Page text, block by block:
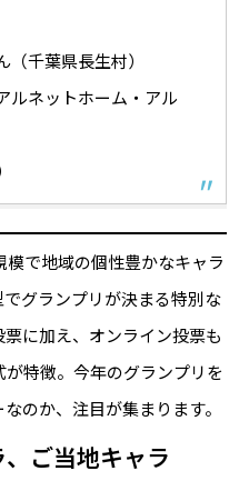
千葉県長生村）
ネットホーム・アル
模で地域の個性豊かなキャラ
グランプリが決まる特別な
に加え、オンライン投票も
特徴。今年のグランプリを
のか、注目が集まります。
ご当地キャラ